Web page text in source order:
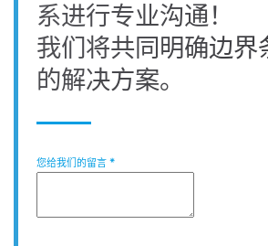
系进行专业沟通！
我们将共同明确边界
的解决方案。
您给我们的留言 *